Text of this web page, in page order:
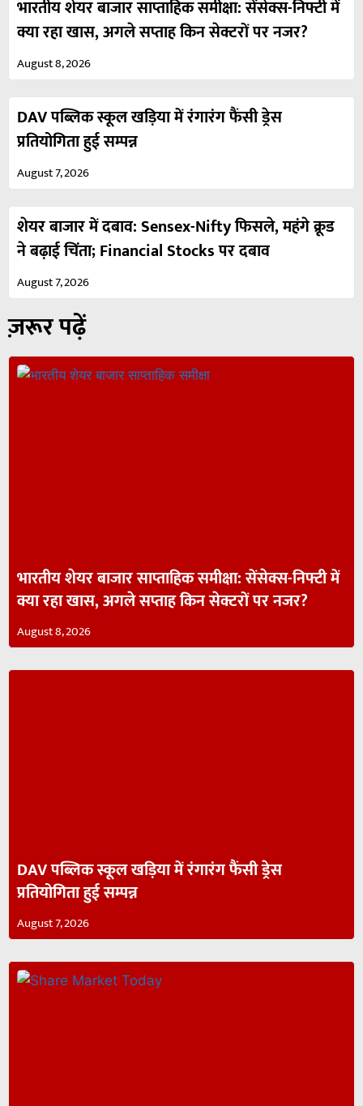
भारतीय शेयर बाजार साप्ताहिक समीक्षा: सेंसेक्स-निफ्टी में
क्या रहा खास, अगले सप्ताह किन सेक्टरों पर नजर?
August 8, 2026
DAV पब्लिक स्कूल खड़िया में रंगारंग फैंसी ड्रेस
प्रतियोगिता हुई सम्पन्न
August 7, 2026
शेयर बाजार में दबाव: Sensex-Nifty फिसले, महंगे क्रूड
ने बढ़ाई चिंता; Financial Stocks पर दबाव
August 7, 2026
ज़रूर पढ़ें
भारतीय शेयर बाजार साप्ताहिक समीक्षा: सेंसेक्स-निफ्टी में
क्या रहा खास, अगले सप्ताह किन सेक्टरों पर नजर?
August 8, 2026
DAV पब्लिक स्कूल खड़िया में रंगारंग फैंसी ड्रेस
प्रतियोगिता हुई सम्पन्न
August 7, 2026